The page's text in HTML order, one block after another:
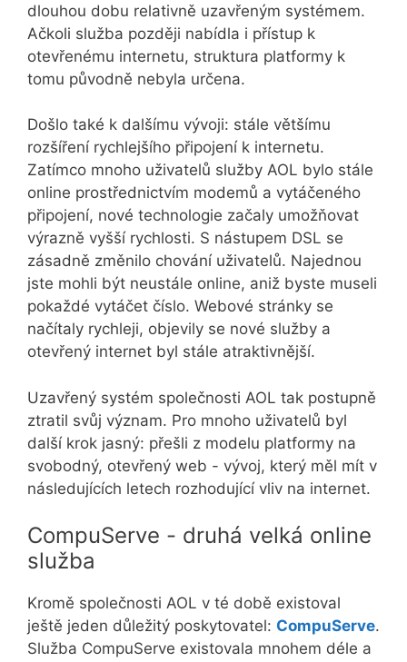
dlouhou dobu relativně uzavřeným systémem.
Ačkoli služba později nabídla i přístup k
otevřenému internetu, struktura platformy k
tomu původně nebyla určena.
Došlo také k dalšímu vývoji: stále většímu
rozšíření rychlejšího připojení k internetu.
Zatímco mnoho uživatelů služby AOL bylo stále
online prostřednictvím modemů a vytáčeného
připojení, nové technologie začaly umožňovat
výrazně vyšší rychlosti. S nástupem DSL se
zásadně změnilo chování uživatelů. Najednou
jste mohli být neustále online, aniž byste museli
pokaždé vytáčet číslo. Webové stránky se
načítaly rychleji, objevily se nové služby a
otevřený internet byl stále atraktivnější.
Uzavřený systém společnosti AOL tak postupně
ztratil svůj význam. Pro mnoho uživatelů byl
další krok jasný: přešli z modelu platformy na
svobodný, otevřený web - vývoj, který měl mít v
následujících letech rozhodující vliv na internet.
CompuServe - druhá velká online
služba
Kromě společnosti AOL v té době existoval
ještě jeden důležitý poskytovatel: CompuServe.
Služba CompuServe existovala mnohem déle a